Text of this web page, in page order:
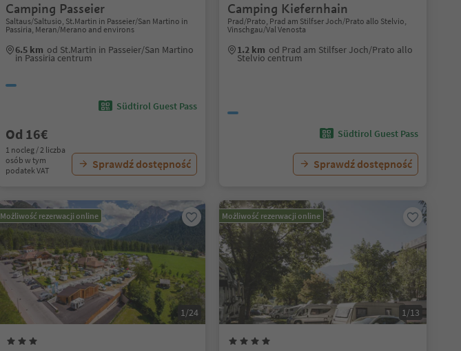
Camping Passeier
Saltaus/Saltusio, St.Martin in Passeier/San Martino in
Passiria, Meran/Merano and environs
6.5 km od St.Martin in Passeier/San Martino
in Passiria centrum
Südtirol Guest Pass
Od 16€
1 nocleg / 2 liczba
osób w tym
podatek VAT
Sprawdź dostępność
Camping Kiefernhain
Prad/Prato, Prad am Stilfser Joch/Prato allo Stelvio,
Vinschgau/Val Venosta
1.2 km od Prad am Stilfser Joch/Prato allo
Stelvio centrum
Südtirol Guest Pass
Sprawdź dostępność
Możliwość rezerwacji online
1/24
Możliwość rezerwacji online
1/13